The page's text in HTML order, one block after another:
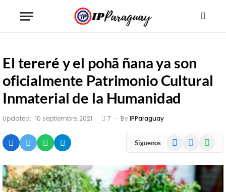
El tereré y el pohã ñana ya son
oficialmente Patrimonio Cultural
Inmaterial de la Humanidad
Updated: 10 septiembre, 2021 7 ByIPParaguay
Siguenos Facebook